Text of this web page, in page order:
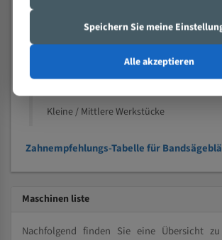
Nichteisenmetalle
Speziell entwickelt für Profile / Rohre
Kleine und mittlere Profile / Kleine
Kleine / Mittlere Werkstücke
Zahnempfehlungs-Tabelle für
Maschinen liste
Nachfolgend finden Sie eine Übersicht
Speichern Sie meine
Alle akzeptieren